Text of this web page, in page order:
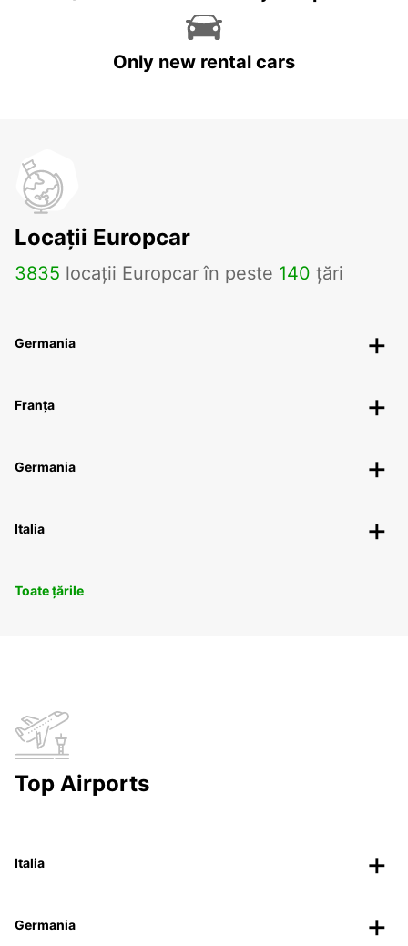
Only new rental cars
Locații Europcar
3835 locații Europcar în peste 140 țări
Germania
Franța
Germania
Italia
Toate țările
Top Airports
Italia
Germania